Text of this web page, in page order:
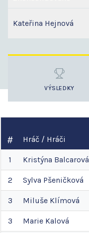
Kateřina Hejnová
VÝSLEDKY
Hráč / Hráči
1 Kristýna Balcarová
2 Sylva Pšeničková
3 Miluše Klímová
3 Marie Kalová